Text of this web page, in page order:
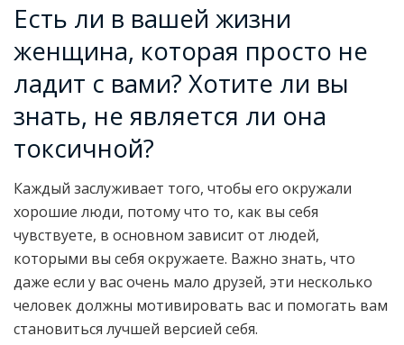
Есть ли в вашей жизни
женщина, которая просто не
ладит с вами? Хотите ли вы
знать, не является ли она
токсичной?
Каждый заслуживает того, чтобы его окружали
хорошие люди, потому что то, как вы себя
чувствуете, в основном зависит от людей,
которыми вы себя окружаете. Важно знать, что
даже если у вас очень мало друзей, эти несколько
человек должны мотивировать вас и помогать вам
становиться лучшей версией себя.